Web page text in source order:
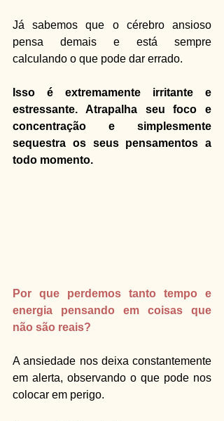
Já sabemos que o cérebro ansioso
pensa demais e está sempre
calculando o que pode dar errado.
Isso é extremamente irritante e
estressante. Atrapalha seu foco e
concentração e simplesmente
sequestra os seus pensamentos a
todo momento.
Por que perdemos tanto tempo e
energia pensando em coisas que
não são reais?
A ansiedade nos deixa constantemente
em alerta, observando o que pode nos
colocar em perigo.